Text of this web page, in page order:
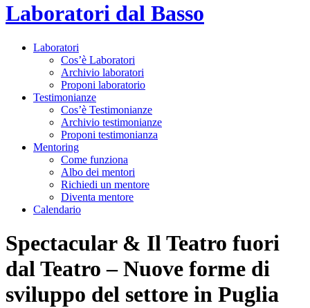
Laboratori dal Basso
Laboratori
Cos’è Laboratori
Archivio laboratori
Proponi laboratorio
Testimonianze
Cos’è Testimonianze
Archivio testimonianze
Proponi testimonianza
Mentoring
Come funziona
Albo dei mentori
Richiedi un mentore
Diventa mentore
Calendario
Spectacular & Il Teatro fuori
dal Teatro – Nuove forme di
sviluppo del settore in Puglia